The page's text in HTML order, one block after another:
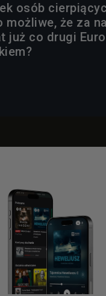
osób
możliwe, że za
już co drugi